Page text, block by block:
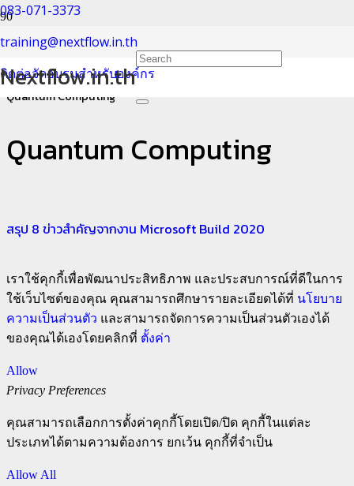
083-071-3373
training@nextflow.in.th
ติดต่อจัดอบรมสำหรับองค์กร
Nextflow.in.th
Quantum Computing
Home
Quantum Computing
Quantum Computing
สรุป 8 ข่าวสำคัญจากงาน Microsoft Build 2020
เราใช้คุกกี้เพื่อพัฒนาประสิทธิภาพ และประสบการณ์ที่ดีในการ
ใช้เว็บไซต์ของคุณ คุณสามารถศึกษารายละเอียดได้ที่ นโยบาย
ความเป็นส่วนตัว และสามารถจัดการความเป็นส่วนตัวเองได้
ของคุณได้เองโดยคลิกที่ ตั้งค่า
Allow
Privacy Preferences
คุณสามารถเลือกการตั้งค่าคุกกี้โดยเปิด/ปิด คุกกี้ในแต่ละ
ประเภทได้ตามความต้องการ ยกเว้น คุกกี้ที่จำเป็น
Allow All